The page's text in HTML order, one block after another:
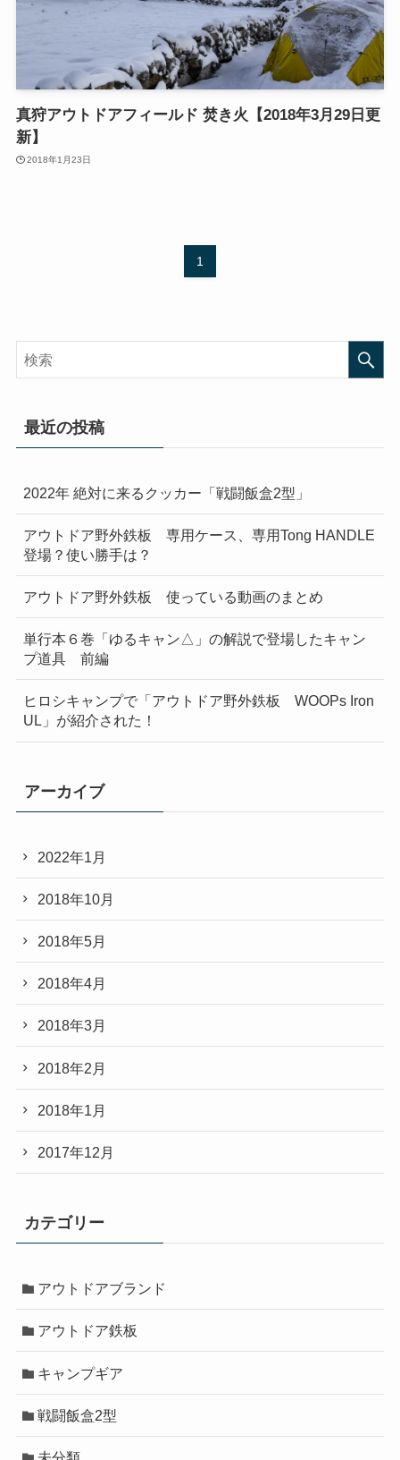
真狩アウトドアフィールド 焚き火【2018年3月29日更
新】
2018年1月23日
1
最近の投稿
2022年 絶対に来るクッカー「戦闘飯盒2型」
アウトドア野外鉄板 専用ケース、専用Tong HANDLE
登場？使い勝手は？
アウトドア野外鉄板 使っている動画のまとめ
単行本６巻「ゆるキャン△」の解説で登場したキャン
プ道具 前編
ヒロシキャンプで「アウトドア野外鉄板 WOOPs Iron
UL」が紹介された！
アーカイブ
2022年1月
2018年10月
2018年5月
2018年4月
2018年3月
2018年2月
2018年1月
2017年12月
カテゴリー
アウトドアブランド
アウトドア鉄板
キャンプギア
戦闘飯盒2型